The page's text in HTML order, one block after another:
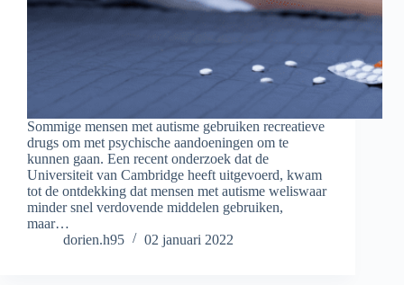
Sommige mensen met autisme gebruiken recreatieve
drugs om met psychische aandoeningen om te
kunnen gaan. Een recent onderzoek dat de
Universiteit van Cambridge heeft uitgevoerd, kwam
tot de ontdekking dat mensen met autisme weliswaar
minder snel verdovende middelen gebruiken,
maar…
dorien.h95
02 januari 2022